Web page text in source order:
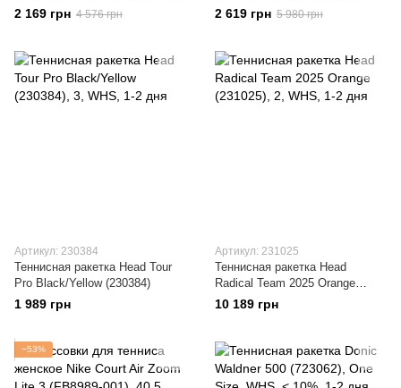
(DV3258-103)
2 169 грн 4 576 грн
(DV2019-003)
2 619 грн 5 980 грн
Артикул: 230384
Теннисная ракетка Head Tour
Pro Black/Yellow (230384)
1 989 грн
Артикул: 231025
Теннисная ракетка Head
Radical Team 2025 Orange
(231025)
10 189 грн
−53%